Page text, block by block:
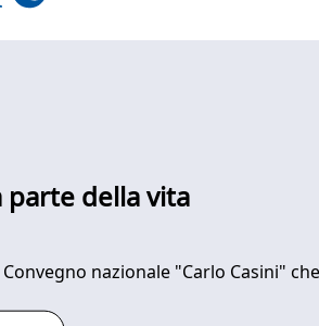
parte della vita
Convegno nazionale "Carlo Casini"